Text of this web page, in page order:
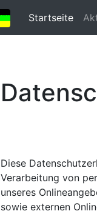
Startseite
Diese
Verarbeitung von
unseres
sowie externen